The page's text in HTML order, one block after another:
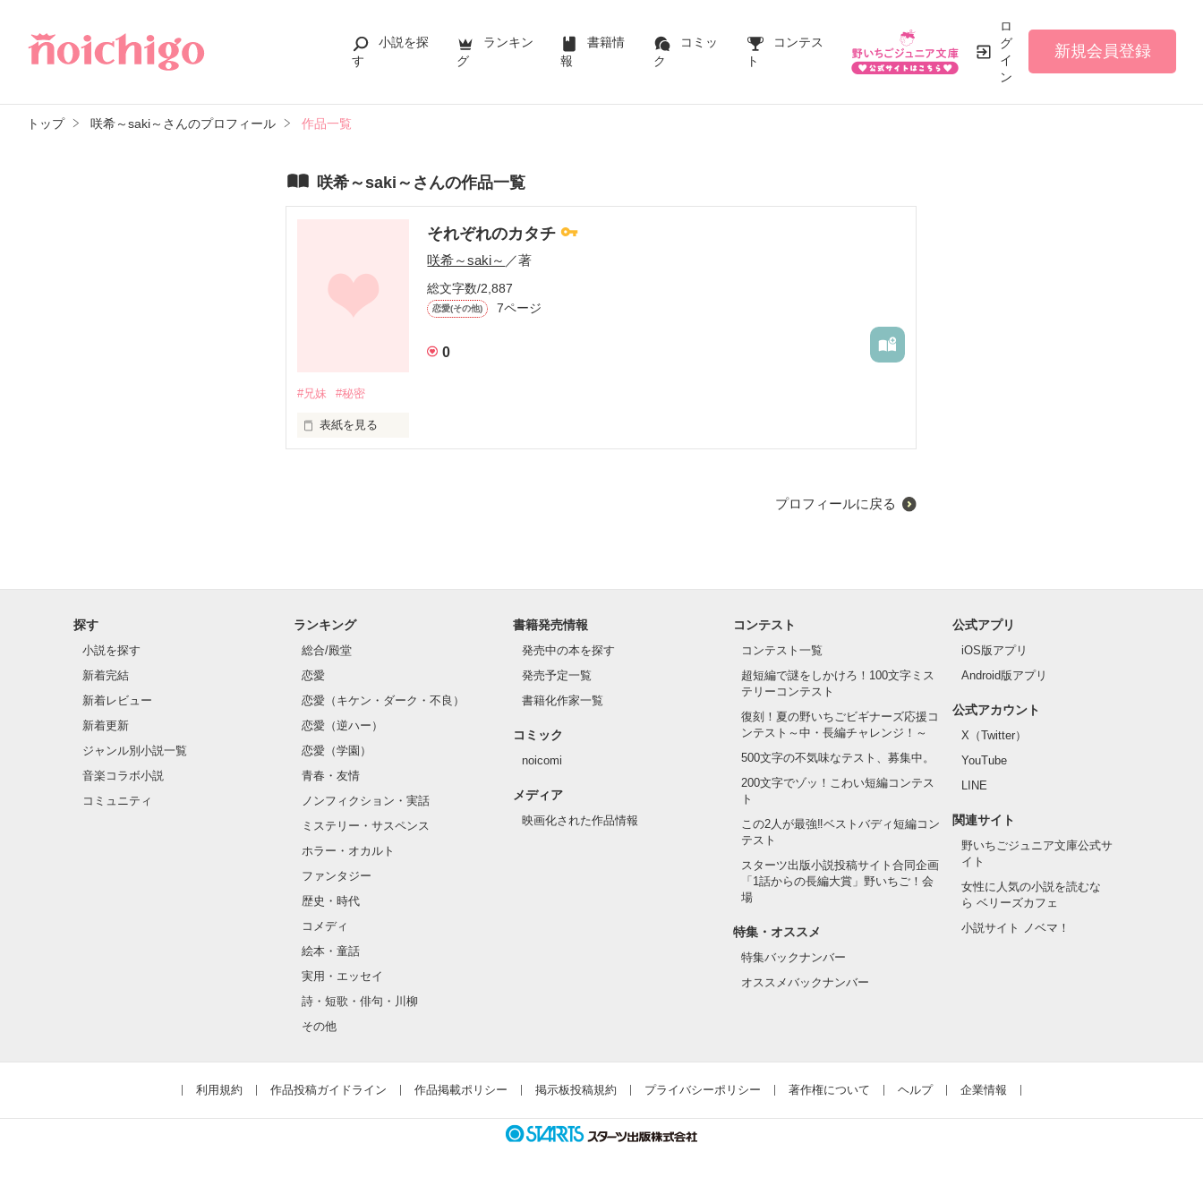
小説を探
す
ランキン
グ
書籍情
報
コミッ
ク
コンテス
ト
ロ
グ
イ
ン
新規会員登録
トップ 咲希～saki～さんのプロフィール 作品一覧
咲希～saki～さんの作品一覧
それぞれのカタチ
咲希～saki～ ／著
総文字数/2,887
恋愛(その他) 7ページ
0
#兄妹 #秘密
表紙を見る
私(結佳)の兄であり、父親的存在
老若男女問わずに頼りにされているしモテている
今は臨時の高校教師と塾講師を掛け持ちしている
・中川　舞花　17歳
私(結佳)の親友であり、クラスメイト
保育園が一緒で、高校で再会した
喜怒哀楽がわかりやすく、白黒はっきりしている
プロフィールに戻る
探す
小説を探す
新着完結
新着レビュー
新着更新
ジャンル別小説一覧
音楽コラボ小説
コミュニティ
ランキング
総合/殿堂
恋愛
恋愛（キケン・ダーク・不良）
恋愛（逆ハー）
恋愛（学園）
青春・友情
ノンフィクション・実話
ミステリー・サスペンス
ホラー・オカルト
ファンタジー
歴史・時代
コメディ
絵本・童話
実用・エッセイ
詩・短歌・俳句・川柳
その他
書籍発売情報
発売中の本を探す
発売予定一覧
書籍化作家一覧
コミック
noicomi
メディア
映画化された作品情報
コンテスト
コンテスト一覧
超短編で謎をしかけろ！100文字ミス
テリーコンテスト
復刻！夏の野いちごビギナーズ応援コ
ンテスト～中・長編チャレンジ！～
500文字の不気味なテスト、募集中。
200文字でゾッ！こわい短編コンテス
ト
この2人が最強‼ベストバディ短編コン
テスト
スターツ出版小説投稿サイト合同企画
「1話からの長編大賞」野いちご！会
場
特集・オススメ
特集バックナンバー
オススメバックナンバー
公式アプリ
iOS版アプリ
Android版アプリ
公式アカウント
X（Twitter）
YouTube
LINE
関連サイト
野いちごジュニア文庫公式サ
イト
女性に人気の小説を読むな
ら ベリーズカフェ
小説サイト ノベマ！
利用規約 作品投稿ガイドライン 作品掲載ポリシー 掲示板投稿規約 プライバシーポリシー 著作権について ヘルプ 企業情報